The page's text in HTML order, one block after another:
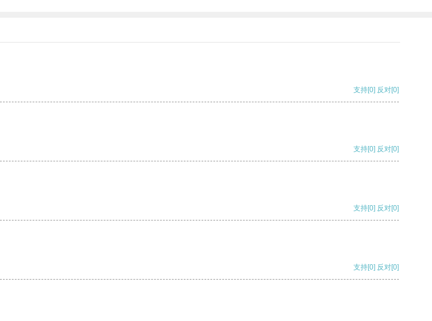
支持[0] 反对[0]
支持[0] 反对[0]
支持[0] 反对[0]
支持[0] 反对[0]